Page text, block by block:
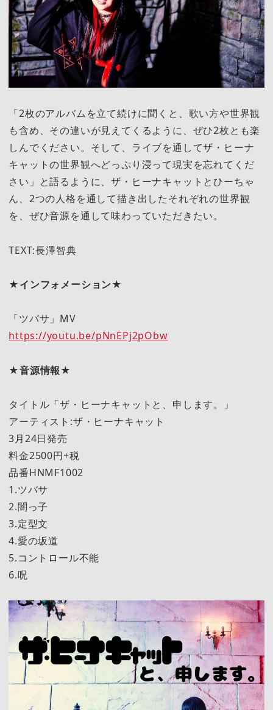
「2枚のアルバムを立て続けに聞くと、歌い方や世界観
も含め、その違いが見えてくるように、ぜひ2枚とも楽
しんでください。そして、ライブを通してザ・ヒーナ
キャットの世界観へどっぷり浸って現実を忘れてくだ
さい」と語るように、ザ・ヒーナキャットとひーちゃ
ん、2つの人格を通して描き出したそれぞれの世界観
を、ぜひ音源を通して味わっていただきたい。
TEXT:長澤智典
★インフォメーション★
「ツバサ」MV
https://youtu.be/pNnEPj2pObw
★音源情報★
タイトル「ザ・ヒーナキャットと、申します。」
アーティスト:ザ・ヒーナキャット
3月24日発売
料金2500円+税
品番HNMF1002
1.ツバサ
2.闇っ子
3.定型文
4.愛の坂道
5.コントロール不能
6.呪